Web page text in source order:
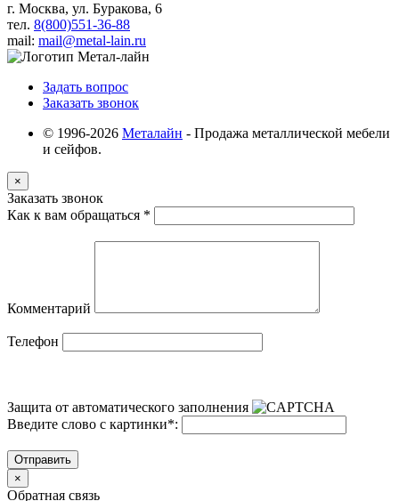
г. Москва, ул. Буракова, 6
тел. 8(800)551-36-88
mail: mail@metal-lain.ru
Задать вопрос
Заказать звонок
© 1996-2026 Металайн - Продажа металлической мебели
и сейфов.
×
Заказать звонок
Как к вам обращаться *
Комментарий
Телефон
Защита от автоматического заполнения
Введите слово с картинки*:
Отправить
×
Обратная связь